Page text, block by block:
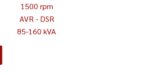
1500 rpm
AVR - DSR
85-160 kVA